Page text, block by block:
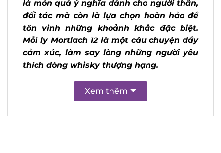
không chỉ là món quà ý nghĩa dành cho
người thân, đối tác mà còn là lựa chọn
hoàn hảo để tôn vinh những khoảnh
khắc đặc biệt. Mỗi ly Mortlach 12 là một
câu chuyện đầy cảm xúc, làm say lòng
Xem thêm